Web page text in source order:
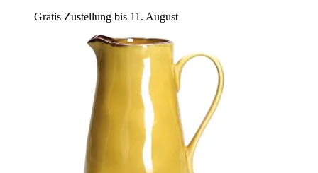
Gratis Zustellung bis 11. August